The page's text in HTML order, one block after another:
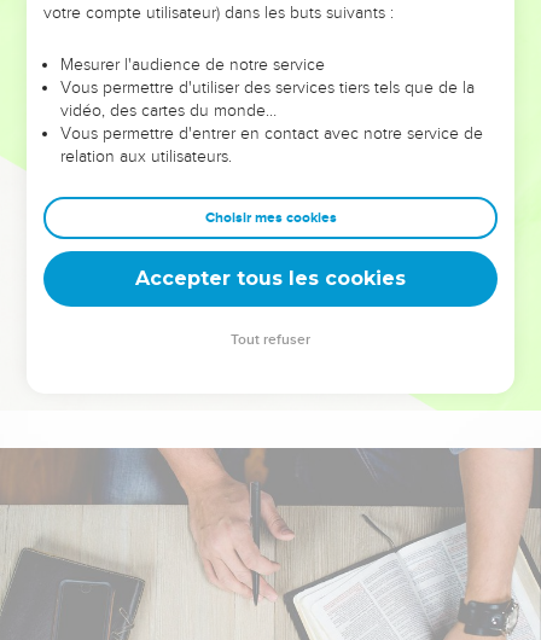
leur foi ou leur vision. Mais on voit moins les doutes, les erreurs
et les saisons difficiles qu'ils ont traversés, alors même que ce
sont elles qui les ont façonnés.
Dans cette conférence, leaders, entrepreneurs, et responsables
clés pour avancer avec plus de sagesse afin que leurs erreurs
deviennent vos tremplins. Que vous guidiez un ministère, une
équipe, un groupe ou une famille, leur expérience est faite
votre compte utilisateur) dans les buts suivants :
Mesurer l'audience de notre service
Vous permettre d'utiliser des services tiers tels que de la
vidéo, des cartes du monde…
Vous permettre d'entrer en contact avec notre service de
relation aux utilisateurs.
Choisir mes cookies
Accepter tous les cookies
Tout refuser